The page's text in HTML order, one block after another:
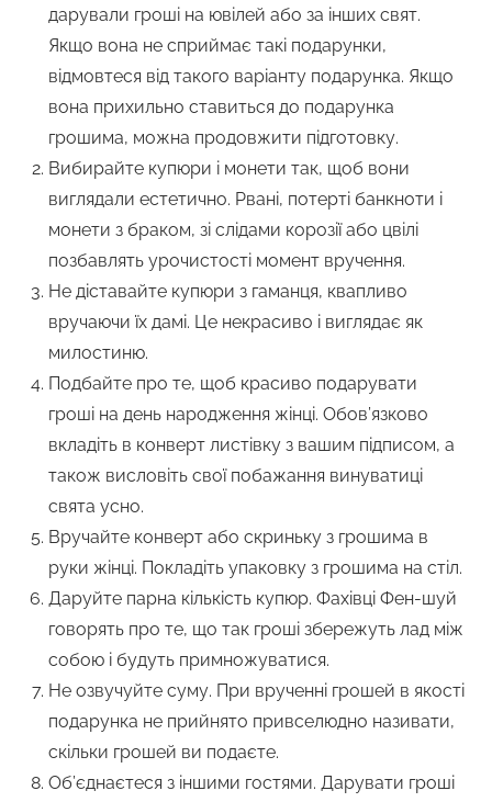
дарували гроші на ювілей або за інших свят.
Якщо вона не сприймає такі подарунки,
відмовтеся від такого варіанту подарунка. Якщо
вона прихильно ставиться до подарунка
грошима, можна продовжити підготовку.
Вибирайте купюри і монети так, щоб вони
виглядали естетично. Рвані, потерті банкноти і
монети з браком, зі слідами корозії або цвілі
позбавлять урочистості момент вручення.
Не діставайте купюри з гаманця, квапливо
вручаючи їх дамі. Це некрасиво і виглядає як
милостиню.
Подбайте про те, щоб красиво подарувати
гроші на день народження жінці. Обов’язково
вкладіть в конверт листівку з вашим підписом, а
також висловіть свої побажання винуватиці
свята усно.
Вручайте конверт або скриньку з грошима в
руки жінці. Покладіть упаковку з грошима на стіл.
Даруйте парна кількість купюр. Фахівці Фен-шуй
говорять про те, що так гроші збережуть лад між
собою і будуть примножуватися.
Не озвучуйте суму. При врученні грошей в якості
подарунка не прийнято привселюдно називати,
скільки грошей ви подаєте.
Об’єднаєтеся з іншими гостями. Дарувати гроші